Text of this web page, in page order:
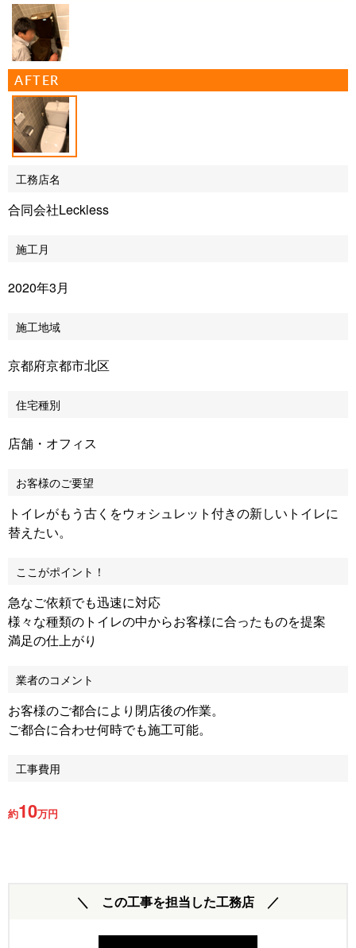
AFTER
工務店名
合同会社Leckless
施工月
2020年3月
施工地域
京都府京都市北区
住宅種別
店舗・オフィス
お客様のご要望
トイレがもう古くをウォシュレット付きの新しいトイレに
替えたい。
ここがポイント！
急なご依頼でも迅速に対応
様々な種類のトイレの中からお客様に合ったものを提案
満足の仕上がり
業者のコメント
お客様のご都合により閉店後の作業。
ご都合に合わせ何時でも施工可能。
工事費用
約10万円
＼ この工事を担当した工務店 ／